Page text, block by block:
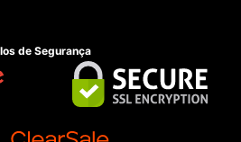
de Segurança